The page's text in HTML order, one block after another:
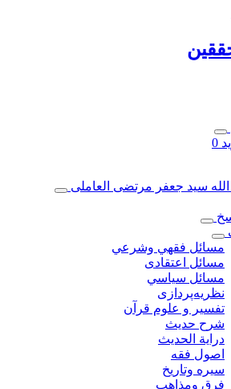
0
سید جعفر مرتضی العاملی
مسائل فقهي وشرعي
مسائل اعتقادی
مسائل سياسي
نظریه‌پردازی
تفسیر و علوم قرآن
شرح حديث
درایة الحديث
اصول فقه
سیره وتاریخ
فرق ومذاهب